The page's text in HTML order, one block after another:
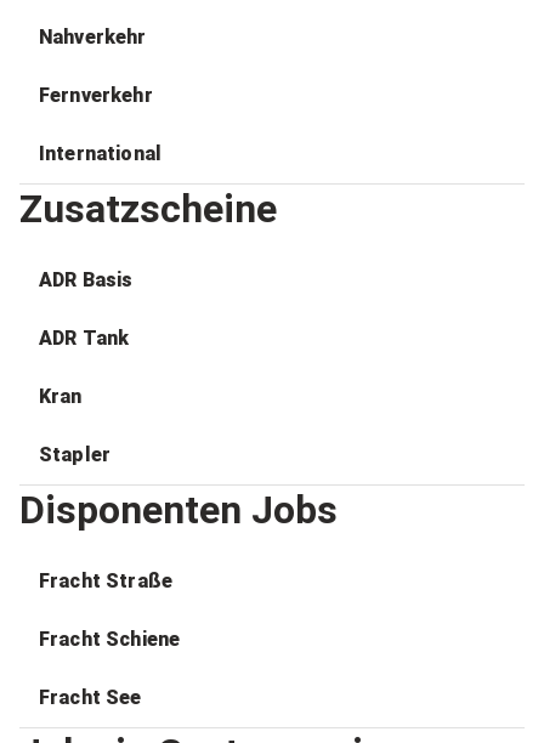
Nahverkehr
Fernverkehr
International
Zusatzscheine
ADR Basis
ADR Tank
Kran
Stapler
Disponenten Jobs
Fracht Straße
Fracht Schiene
Fracht See